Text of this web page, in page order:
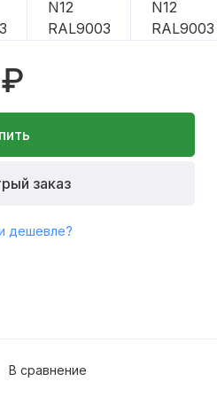
заказ
дешевле?
В сравнение